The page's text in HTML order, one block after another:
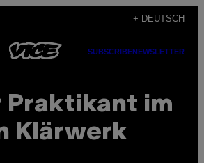
+ DEUTSCH
SUBSCRIBENEWSLETTER
Praktikant im
Klärwerk